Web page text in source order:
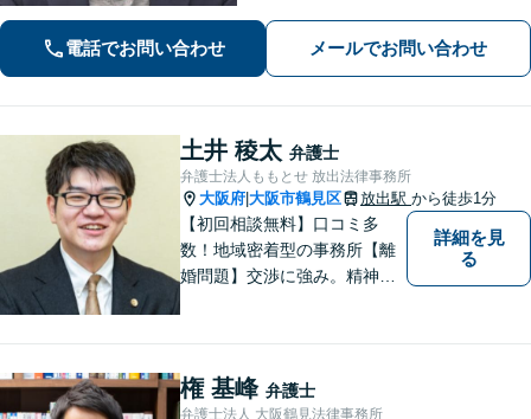
丁寧なヒアリングできめ細やかにサポ
ート「刑事事件：執行猶予判決を得た
電話でお問い合わせ メールでお問い合わせ
土井 稜太 弁護士
弁護士法人ももとせ 放出法律事務所
大阪府 大阪市鶴見区 放出駅 から徒歩1分
【初回相談無料】口コミ多
数！地域密着型の事務所【離
婚問題】交渉に強み。精神的
迅速かつ丁寧な対応を心が
け、満足度の高い解決を目指
詳細を見
る
権 基峰 弁護士
弁護士法人 大阪鶴見法律事務所